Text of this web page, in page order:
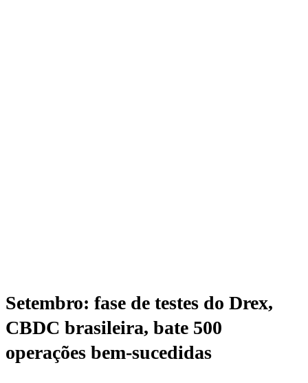
Setembro: fase de testes do Drex,
CBDC brasileira, bate 500
operações bem-sucedidas